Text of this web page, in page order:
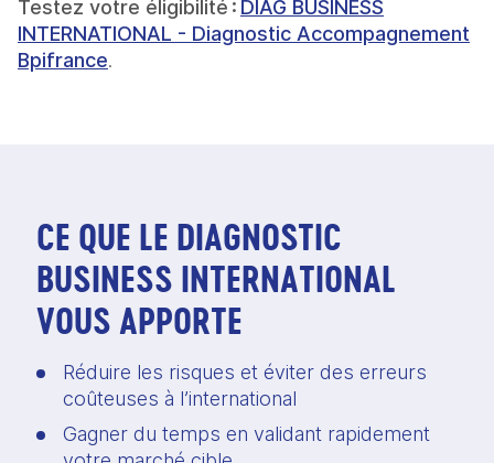
Testez votre éligibilité : DIAG BUSINESS
INTERNATIONAL - Diagnostic Accompagnement
Bpifrance.
CE QUE LE DIAGNOSTIC
BUSINESS INTERNATIONAL
VOUS APPORTE
Réduire les risques et éviter des erreurs
coûteuses à l’international
Gagner du temps en validant rapidement